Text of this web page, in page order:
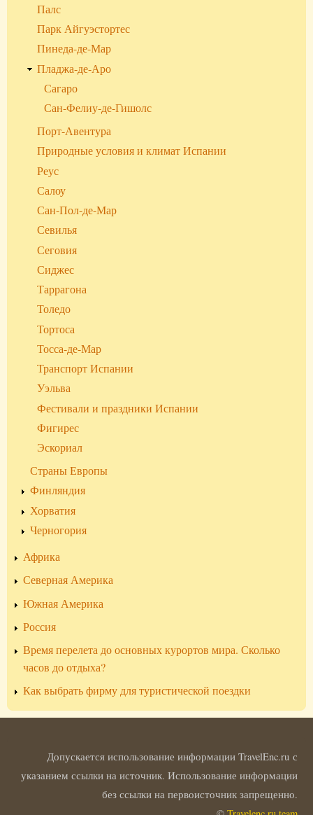
Палс
Парк Айгуэстортес
Пинеда-де-Мар
Пладжа-де-Аро
Сагаро
Сан-Фелиу-де-Гишолс
Порт-Авентура
Природные условия и климат Испании
Реус
Салоу
Сан-Пол-де-Мар
Севилья
Сеговия
Сиджес
Таррагона
Толедо
Тортоса
Тосса-де-Мар
Транспорт Испании
Уэльва
Фестивали и праздники Испании
Фигирес
Эскориал
Страны Европы
Финляндия
Хорватия
Черногория
Африка
Северная Америка
Южная Америка
Россия
Время перелета до основных курортов мира. Сколько
часов до отдыха?
Как выбрать фирму для туристической поездки
Допускается использование информации TravelEnc.ru с
указанием ссылки на источник. Использование информации
без ссылки на первоисточник запрещенно.